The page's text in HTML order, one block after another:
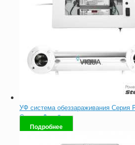
УФ система обеззараживания Серия
Оценка0из 5
Подробнее